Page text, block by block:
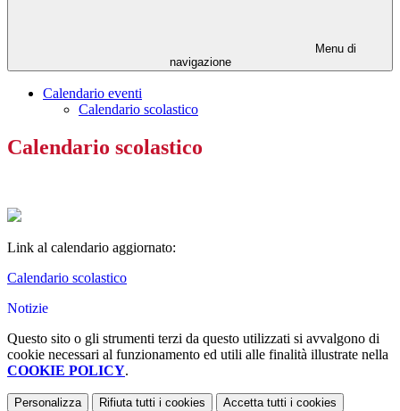
Menu di
navigazione
Calendario eventi
Calendario scolastico
Calendario scolastico
Link al calendario aggiornato:
Calendario scolastico
Notizie
Questo sito o gli strumenti terzi da questo utilizzati si avvalgono di
cookie necessari al funzionamento ed utili alle finalità illustrate nella
COOKIE POLICY.
Personalizza Rifiuta tutti i cookies Accetta tutti i cookies